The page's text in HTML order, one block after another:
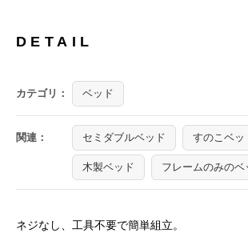
DETAIL
カテゴリ： ベッド
関連： セミダブルベッド すのこベッ
木製ベッド フレームのみのベ
ネジなし、工具不要で簡単組立。